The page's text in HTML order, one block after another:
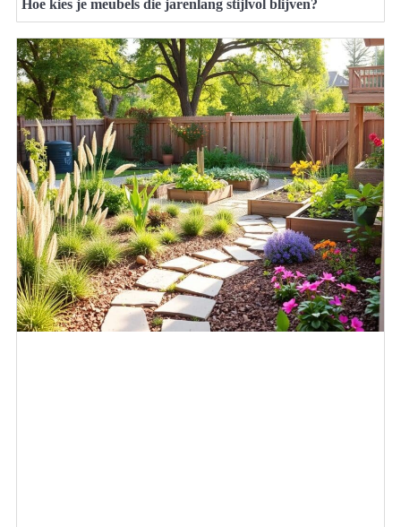
Hoe kies je meubels die jarenlang stijlvol blijven?